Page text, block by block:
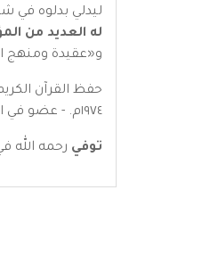
ليدلي بدلوه في
له العديد من
و«عقيدة ومنهج
حفظ القرآن
١٩٧٤م. - عضو في المجلس الأعلى للشؤون الإسلامي بمصر
توفي رحمه الله في ٥/٨/